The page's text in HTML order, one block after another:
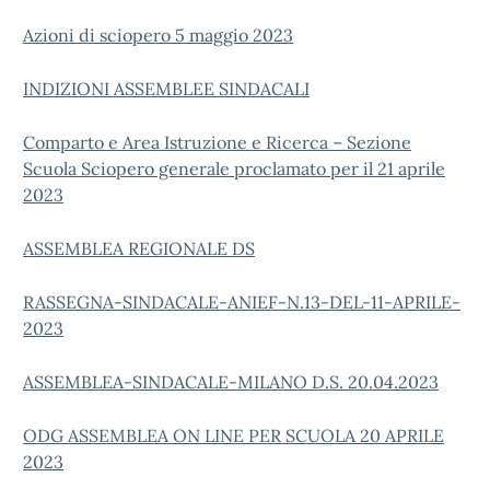
Azioni di sciopero 5 maggio 2023
INDIZIONI ASSEMBLEE SINDACALI
Comparto e Area Istruzione e Ricerca – Sezione
Scuola Sciopero generale proclamato per il 21 aprile
2023
ASSEMBLEA REGIONALE DS
RASSEGNA-SINDACALE-ANIEF-N.13-DEL-11-APRILE-
2023
ASSEMBLEA-SINDACALE-MILANO D.S. 20.04.2023
ODG ASSEMBLEA ON LINE PER SCUOLA 20 APRILE
2023